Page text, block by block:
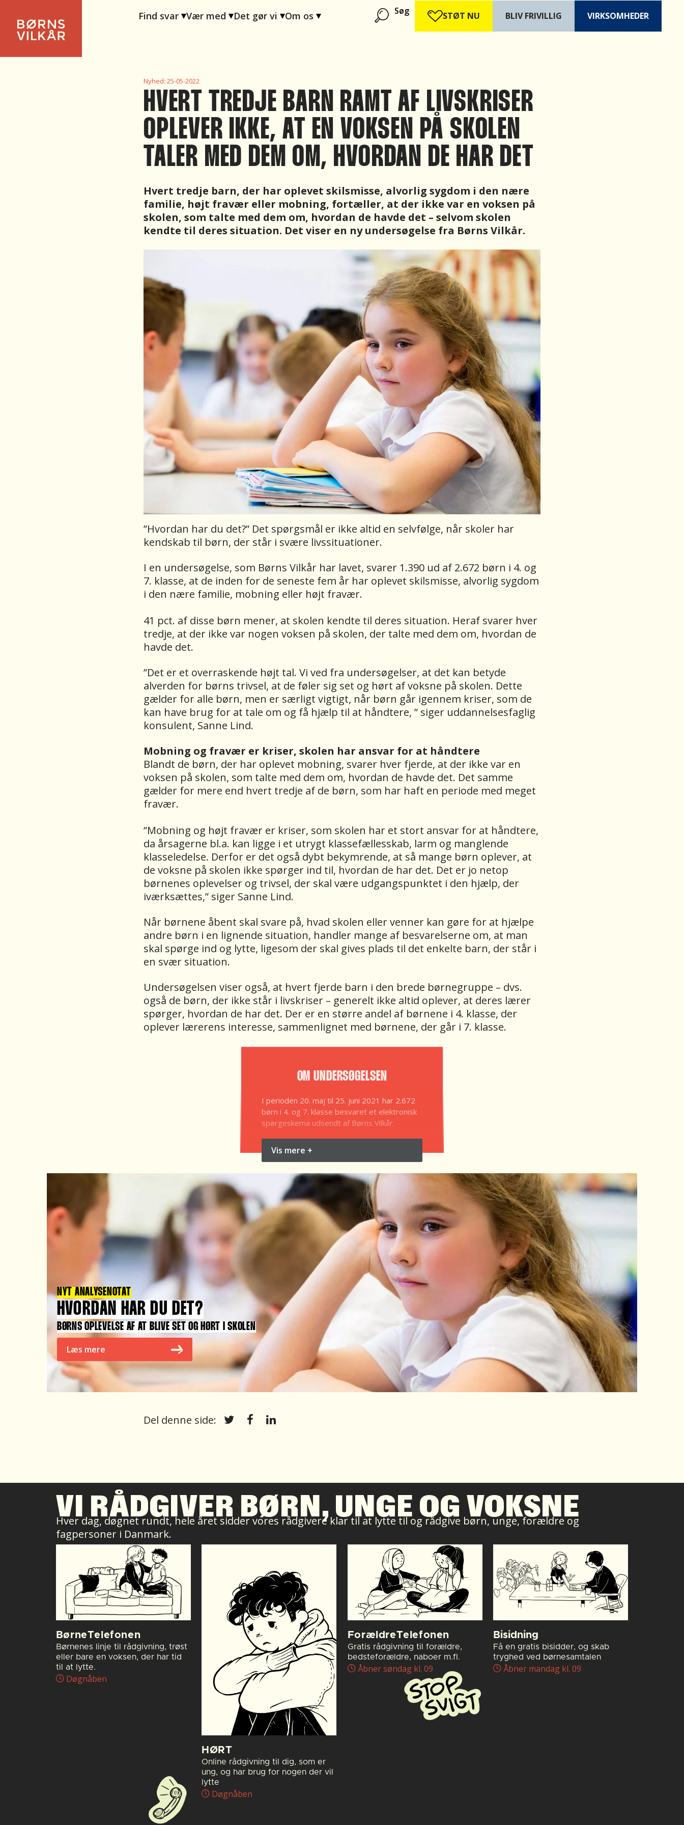
Find svar Vær med Det gør vi Om os Søg STØT NU BLIV FRIVILLIG VIRKSOMHEDER
Nyhed: 25-05-2022
HVERT TREDJE BARN RAMT AF LIVSKRISER
OPLEVER IKKE, AT EN VOKSEN PÅ SKOLEN
TALER MED DEM OM, HVORDAN DE HAR DET
Hvert tredje barn, der har oplevet skilsmisse, alvorlig sygdom i den nære
familie, højt fravær eller mobning, fortæller, at der ikke var en voksen på
skolen, som talte med dem om, hvordan de havde det – selvom skolen
kendte til deres situation. Det viser en ny undersøgelse fra Børns Vilkår.
”Hvordan har du det?” Det spørgsmål er ikke altid en selvfølge, når skoler har
kendskab til børn, der står i svære livssituationer.
I en undersøgelse, som Børns Vilkår har lavet, svarer 1.390 ud af 2.672 børn i 4. og
7. klasse, at de inden for de seneste fem år har oplevet skilsmisse, alvorlig sygdom
i den nære familie, mobning eller højt fravær.
41 pct. af disse børn mener, at skolen kendte til deres situation. Heraf svarer hver
tredje, at der ikke var nogen voksen på skolen, der talte med dem om, hvordan de
havde det.
”Det er et overraskende højt tal. Vi ved fra undersøgelser, at det kan betyde
alverden for børns trivsel, at de føler sig set og hørt af voksne på skolen. Dette
gælder for alle børn, men er særligt vigtigt, når børn går igennem kriser, som de
kan have brug for at tale om og få hjælp til at håndtere, ” siger uddannelsesfaglig
konsulent, Sanne Lind.
Mobning og fravær er kriser, skolen har ansvar for at håndtere
Blandt de børn, der har oplevet mobning, svarer hver fjerde, at der ikke var en
voksen på skolen, som talte med dem om, hvordan de havde det. Det samme
gælder for mere end hvert tredje af de børn, som har haft en periode med meget
fravær.
”Mobning og højt fravær er kriser, som skolen har et stort ansvar for at håndtere,
da årsagerne bl.a. kan ligge i et utrygt klassefællesskab, larm og manglende
klasseledelse. Derfor er det også dybt bekymrende, at så mange børn oplever, at
de voksne på skolen ikke spørger ind til, hvordan de har det. Det er jo netop
børnenes oplevelser og trivsel, der skal være udgangspunktet i den hjælp, der
iværksættes,” siger Sanne Lind.
Når børnene åbent skal svare på, hvad skolen eller venner kan gøre for at hjælpe
andre børn i en lignende situation, handler mange af besvarelserne om, at man
skal spørge ind og lytte, ligesom der skal gives plads til det enkelte barn, der står i
en svær situation.
Undersøgelsen viser også, at hvert fjerde barn i den brede børnegruppe – dvs.
også de børn, der ikke står i livskriser – generelt ikke altid oplever, at deres lærer
spørger, hvordan de har det. Der er en større andel af børnene i 4. klasse, der
oplever lærerens interesse, sammenlignet med børnene, der går i 7. klasse.
OM UNDERSØGELSEN
I perioden 20. maj til 25. juni 2021 har 2.672
børn i 4. og 7. klasse besvaret et elektronisk
spørgeskema udsendt af Børns Vilkår.
er en del af Børns Vilkårs børnepanel, som
består af skoleklasser i hele landet. Panelet
stratificeret udvælgelse, som sikrer
repræsentativitet på skoleniveau på en række
parametre som skolestørrelse og
elevsammensætning. Samlet set er
elevbesvarelserne i skolepanelet
repræsentative på køn og delvist på region
(Sjælland og Midtjylland) samt for gruppen af
Vis mere +
NYT ANALYSENOTAT
HVORDAN HAR DU DET?
BØRNS OPLEVELSE AF AT BLIVE SET OG HØRT I SKOLEN
Læs mere
Del denne side:
VI RÅDGIVER BØRN, UNGE OG VOKSNE
Hver dag, døgnet rundt, hele året sidder vores rådgivere klar til at lytte til og rådgive børn, unge, forældre og
fagpersoner i Danmark.
BørneTelefonen
Børnenes linje til rådgivning, trøst
eller bare en voksen, der har tid
til at lytte.
Døgnåben
HØRT
Online rådgivning til dig, som er
ung, og har brug for nogen der vil
lytte
Døgnåben
ForældreTelefonen
Gratis rådgivning til forældre,
bedsteforældre, naboer m.fl.
Åbner søndag kl. 09
Bisidning
Få en gratis bisidder, og skab
tryghed ved børnesamtalen
Åbner mandag kl. 09